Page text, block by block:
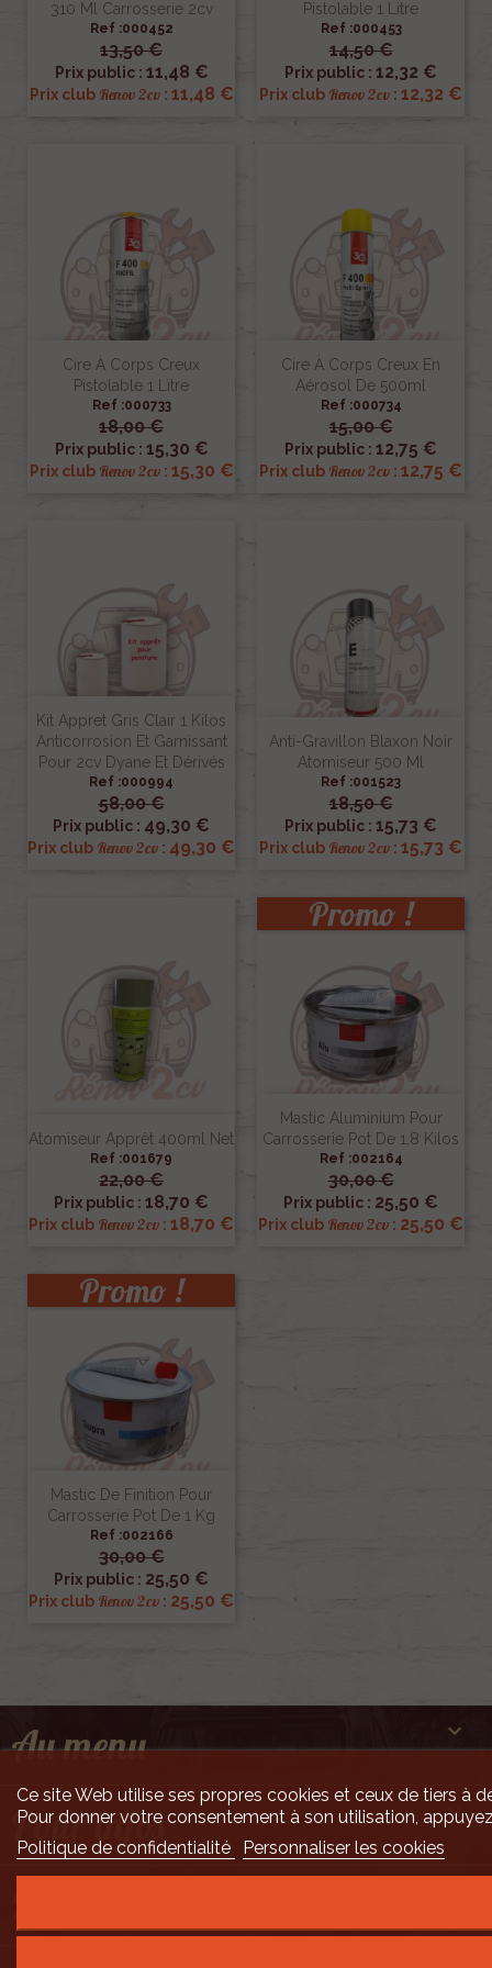
310 Ml Carrosserie 2cv
Ref :000452
13,50 €
Prix public : 11,48 €
Prix club Renov 2cv: 11,48 €
Pistolable 1 Litre
Ref :000453
14,50 €
Prix public : 12,32 €
Prix club Renov 2cv : 12,32 €
Cire À Corps Creux
Pistolable 1 Litre
Ref :000733
18,00 €
Prix public : 15,30 €
Prix club Renov 2cv: 15,30 €
Cire À Corps Creux En
Aérosol De 500ml
Ref :000734
15,00 €
Prix public : 12,75 €
Prix club Renov 2cv : 12,75 €
Kit Appret Gris Clair 1 Kilos
Anticorrosion Et Garnissant
Pour 2cv Dyane Et Dérivés
Ref :000994
58,00 €
Prix public : 49,30 €
Prix club Renov 2cv : 49,30 €
Anti-Gravillon Blaxon Noir
Atomiseur 500 Ml
Ref :001523
18,50 €
Prix public : 15,73 €
Prix club Renov 2cv : 15,73 €
Atomiseur Apprêt 400ml Net
Ref :001679
22,00 €
Prix public : 18,70 €
Prix club Renov 2cv : 18,70 €
Mastic Aluminium Pour
Carrosserie Pot De 1.8 Kilos
Ref :002164
30,00 €
Prix public : 25,50 €
Prix club Renov 2cv : 25,50 €
Promo !
Mastic De Finition Pour
Carrosserie Pot De 1 Kg
Ref :002166
30,00 €
Prix public : 25,50 €
Prix club Renov 2cv : 25,50 €
Promo !
Au menu 
Pour infos 
Ce site Web utilise ses propres cookies et ceux de tiers à
Pour donner votre consentement à son utilisation,
Politique de confidentialité
Personnaliser les cookies